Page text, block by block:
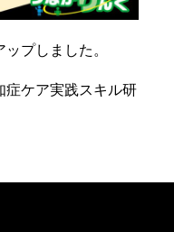
プしました。
ケア実践スキル研